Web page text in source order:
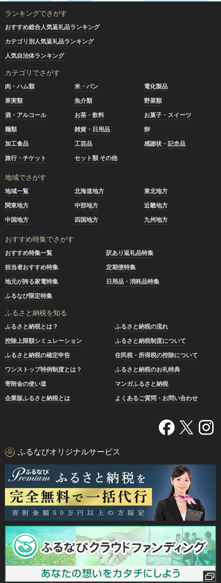
ランキングでさがす
おすすめ総合人気返礼品ランキング
カテゴリ別人気返礼品ランキング
人気自治体ランキング
カテゴリでさがす
肉・ハム類 米・パン
電化製品
果実類
魚介類
野菜類
酒・アルコール
お茶・飲料
お菓子・スイーツ
麺類
雑貨・日用品
卵
加工食品
工芸品
感謝状・記念品
旅行・チケット
セット類 その他
地域でさがす
地域一覧 北海道地方
東北地方
関東地方
中部地方
近畿地方
中国地方
四国地方 九州地方
おすすめ特集でさがす
おすすめ特集一覧
訳あり返礼品特集
担当者おすすめ特集
定期便特集
地元が誇る家電特集
日用品・消耗品特集
ふるなび限定特集
ふるさと納税を知る
ふるさと納税とは？
ふるさと納税の流れ
控除上限額シミュレーション
ふるさと納税制度について
ふるさと納税の確定申告
住民税・所得税の控除について
ワンストップ特例制度とは？
ふるさと納税のお礼特典
寄附金の使い道
マンガふるさと納税
企業版ふるさと納税とは
よくあるご質問・お問い合わせ
ふるなびオリジナルサービス